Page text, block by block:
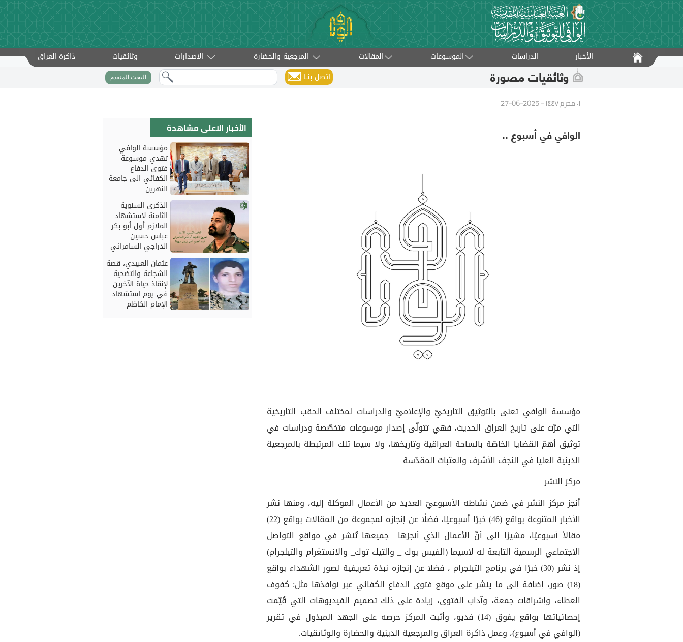
الأخبار الدراسات الموسوعات المقالات المرجعية والحضارة الاصدارات وثائقيات ذاكرة العراق
البحث المتقدم اتصل بنــا وثائقيات مصورة
٠١ محرم ١٤٤٧ - 2025-06-27
الوافي في أسبوع ..
مؤسسة الوافي تعنى بالتوثيق التاريخيّ والإعلاميّ والدراسات لمختلف الحقب التاريخية
التي مرّت على تاريخ العراق الحديث، فهي تتولّى إصدار موسوعات متخصّصة ودراسات في
توثيق أهمّ القضايا الخاصّة بالساحة العراقية وتاريخها، ولا سيما تلك المرتبطة بالمرجعية
الدينية العليا في النجف الأشرف والعتبات المقدّسة
مركز النشر
أنجز مركز النشر في ضمن نشاطه الأسبوعيّ العديد من الأعمال الموكلة إليه، ومنها نشر
الأخبار المتنوعة بواقع (46) خبرًا أسبوعيًا، فضلًا عن إنجازه لمجموعة من المقالات بواقع (22)
مقالاً أسبوعيًا، مشيرًا إلى أنّ الأعمال الذي أنجزها جميعها تُنشر في مواقع التواصل
الاجتماعي الرسمية التابعة له لاسيما (الفيس بوك _ والتيك توك_ والانستغرام والتيلجرام)
إذ نشر (30) خبرًا في برنامج التيلجرام ، فضلا عن إنجازه نبذة تعريفية لصور الشهداء بواقع
(18) صور، إضافة إلى ما ينشر على موقع فتوى الدفاع الكفائي عبر نوافذها مثل: كفوف
العطاء، وإشراقات جمعة، وآداب الفتوى، زيادة على ذلك تصميم الفيديوهات التي قُيّمت
إحصائياتها بواقع يفوق (14) فديو، وأثبت المركز حرصه على الجهد المبذول في تقرير
(الوافي في أسبوع)، وعمل ذاكرة العراق والمرجعية الدينية والحضارة والوثائقيات.
الأخبار الاعلى مشاهدة
مؤسسة الوافي
تهدي موسوعة
فتوى الدفاع
الكفائي الى جامعة
النهرين
الذكرى السنوية
الثامنة لاستشهاد
الملازم أول أبو بكر
عباس حسين
الدراجي السامرائي
عثمان العبيدي، قصة
الشجاعة والتضحية
لإنقاذ حياة الآخرين
في يوم استشهاد
الإمام الكاظم